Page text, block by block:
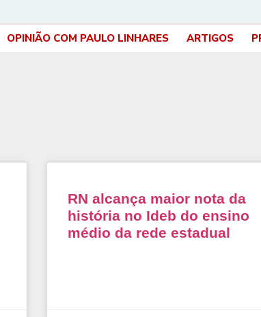
OPINIÃO COM PAULO LINHARES ARTIGOS
RN alcança maior nota da
história no Ideb do ensino
médio da rede estadual